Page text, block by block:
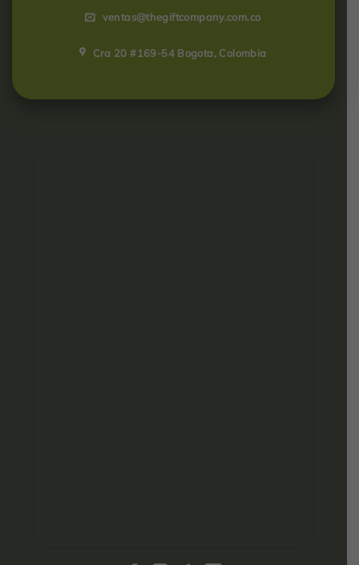
ventas@thegiftcompany.com.co
Cra 20 #169-54 Bogota, Colombia